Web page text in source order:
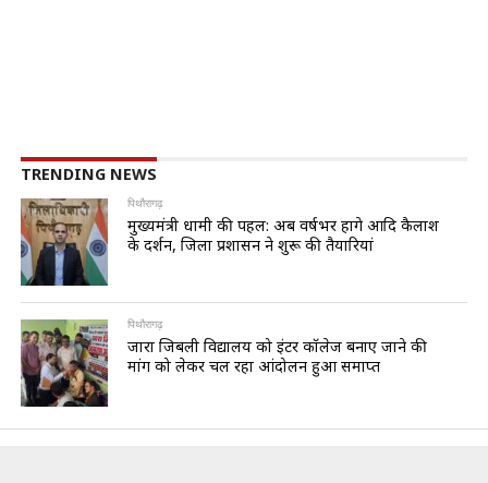
TRENDING NEWS
पिथौरागढ़
मुख्यमंत्री धामी की पहल: अब वर्षभर होंगे आदि कैलाश
के दर्शन, जिला प्रशासन ने शुरू की तैयारियां
पिथौरागढ़
जारा जिबली विद्यालय को इंटर कॉलेज बनाए जाने की
मांग को लेकर चल रहा आंदोलन हुआ समाप्त